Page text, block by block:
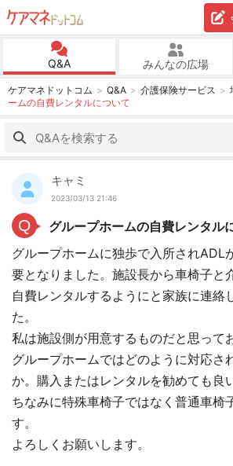
Q&A みんなの広場
ケアマネドットコム Q&A 介護保険サービス
ームの自費レンタルについて
キャミ
2023/03/13 21:46
Q
グループホームの自費レンタル
グループホームに独歩で入所されADL
要となりました。施設長から車椅子と
自費レンタルするようにと家族に連絡
た。
私は施設側が用意するものだと思って
グループホームではどのように対応さ
か。購入またはレンタルを勧めても良
ちなみに特殊車椅子ではなく普通車椅
す。
よろしくお願いします。